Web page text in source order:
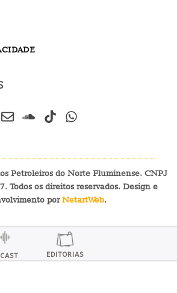
Petroleiros do Norte Fluminense. CNPJ
Todos os direitos reservados. Design e
porNetartWeb.
EDITORIAS